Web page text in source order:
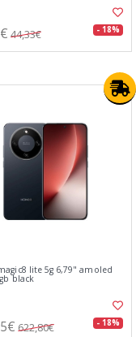
44,33€ - 18%
lite 5g 6,79" amoled
black
622,80€ - 18%